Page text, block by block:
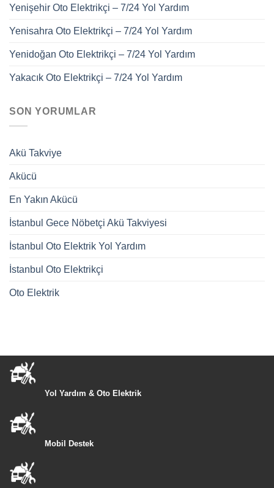
Yenişehir Oto Elektrikçi – 7/24 Yol Yardım
Yenisahra Oto Elektrikçi – 7/24 Yol Yardım
Yenidoğan Oto Elektrikçi – 7/24 Yol Yardım
Yakacık Oto Elektrikçi – 7/24 Yol Yardım
SON YORUMLAR
Akü Takviye
Akücü
En Yakın Akücü
İstanbul Gece Nöbetçi Akü Takviyesi
İstanbul Oto Elektrik Yol Yardım
İstanbul Oto Elektrikçi
Oto Elektrik
Yol Yardım & Oto Elektrik
Mobil Destek